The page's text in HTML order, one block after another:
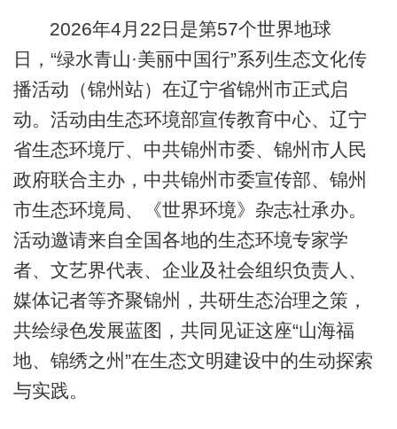
2026年4月22日是第57个世界地球
日，“绿水青山·美丽中国行”系列生态文化传
播活动（锦州站）在辽宁省锦州市正式启
动。活动由生态环境部宣传教育中心、辽宁
省生态环境厅、中共锦州市委、锦州市人民
政府联合主办，中共锦州市委宣传部、锦州
市生态环境局、《世界环境》杂志社承办。
活动邀请来自全国各地的生态环境专家学
者、文艺界代表、企业及社会组织负责人、
媒体记者等齐聚锦州，共研生态治理之策，
共绘绿色发展蓝图，共同见证这座“山海福
地、锦绣之州”在生态文明建设中的生动探索
与实践。